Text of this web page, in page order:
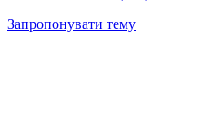
Запропонувати тему